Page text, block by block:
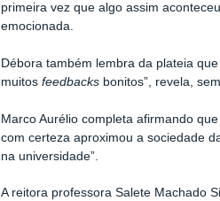
primeira vez que algo assim
emocionada.
Débora também lembra da plateia
muitosfeedbacks bonitos”, revela,
Marco Aurélio completa afirmando
com certeza aproximou a sociedade
na universidade”.
A reitora professora Salete Machado